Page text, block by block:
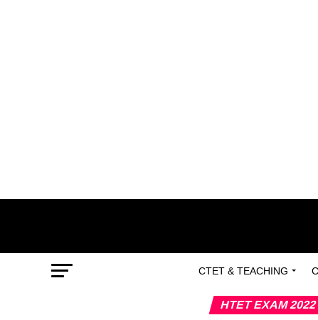
CTET & TEACHING
HTET EXAM 2022